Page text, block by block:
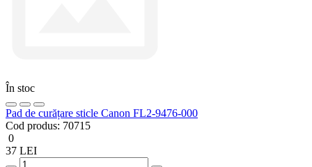
În stoc
Pad de curățare sticle Canon FL2-9476-000
Cod produs: 70715
0
37 LEI